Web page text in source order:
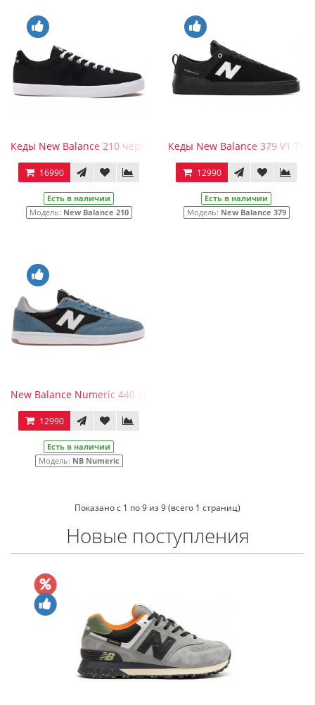
Кеды New Balance 210 черные
16990
Есть в наличии
Модель: New Balance 210
Кеды New Balance 379 V1
12990
Есть в наличии
Модель: New Balance 379
New Balance Numeric 440 синие
12990
Есть в наличии
Модель: NB Numeric
Показано с 1 по 9 из 9 (всего 1 страниц)
Новые поступления